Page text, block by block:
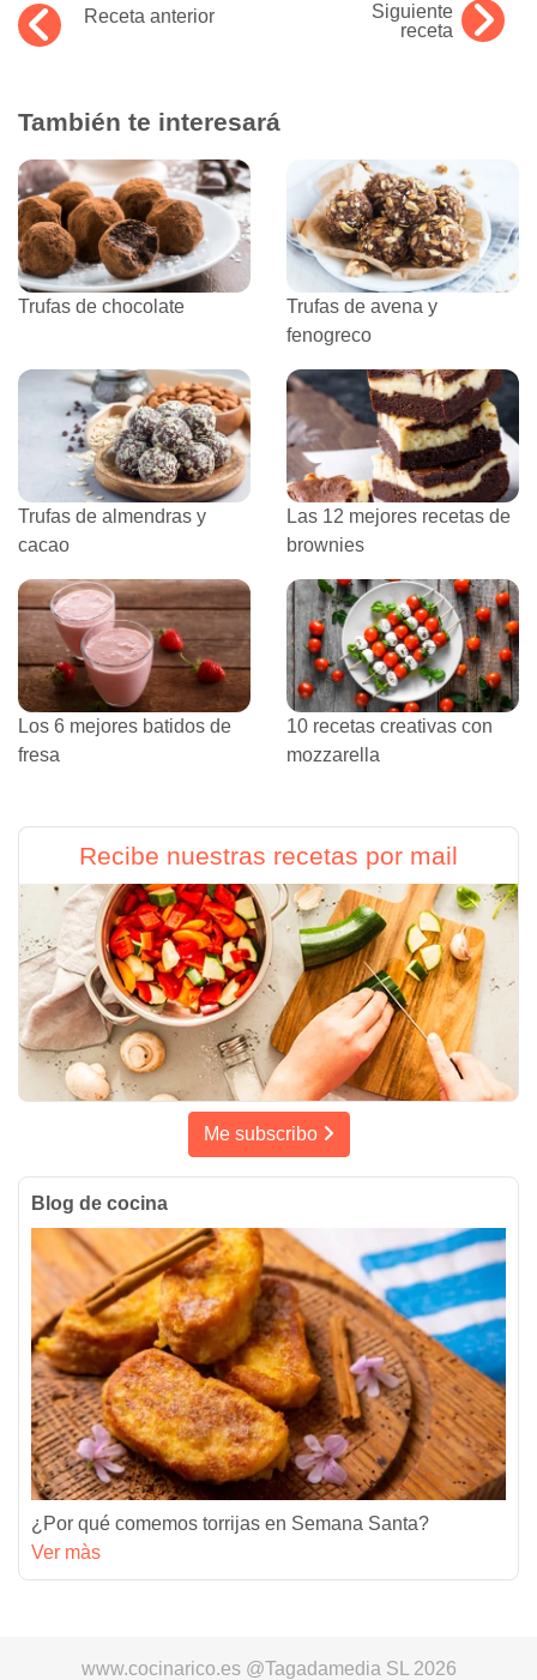
Receta anterior
Siguiente
receta
También te interesará
Trufas de chocolate
Trufas de avena y
fenogreco
Trufas de almendras y
cacao
Las 12 mejores recetas de
brownies
Los 6 mejores batidos de
fresa
10 recetas creativas con
mozzarella
Recibe nuestras recetas por mail
Me subscribo
Blog de cocina
¿Por qué comemos torrijas en Semana Santa?
Ver màs
www.cocinarico.es @Tagadamedia SL 2026